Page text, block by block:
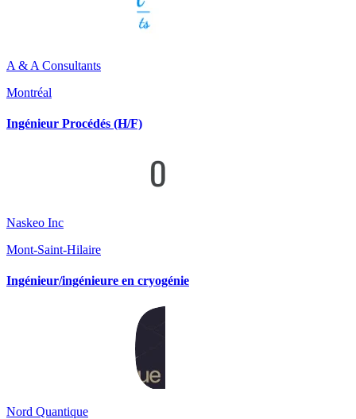
A & A Consultants
Montréal
Ingénieur Procédés (H/F)
Naskeo Inc
Mont-Saint-Hilaire
Ingénieur/ingénieure en cryogénie
Nord Quantique